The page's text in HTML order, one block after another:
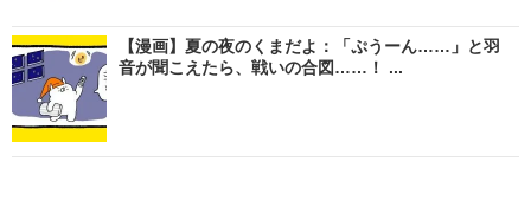
【漫画】夏の夜のくまだよ：「ぷうーん……」と羽
音が聞こえたら、戦いの合図……！ ...